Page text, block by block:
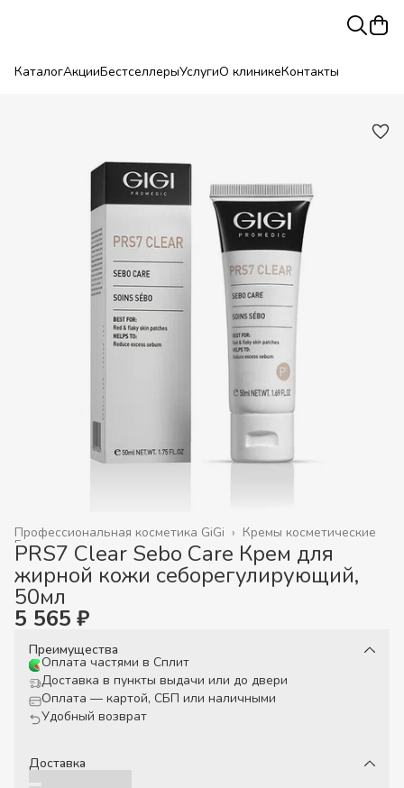
КаталогАкцииБестселлерыУслугиО клиникеКонтакты
Кремы косметические
Профессиональная косметика GiGi ›
Главная
PRS7 Clear Sebo Care Крем для
жирной кожи себорегулирующий,
50мл
5 565 ₽
Преимущества
Оплата частями в Сплит
Доставка в пункты выдачи или до двери
Оплата — картой, СБП или наличными
Удобный возврат
Доставка